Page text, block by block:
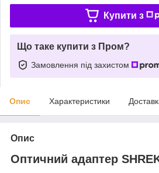
Купити з
Що таке купити з Пром?
Замовлення під захистом
Опис Характеристики
Опис
Оптичний адаптер